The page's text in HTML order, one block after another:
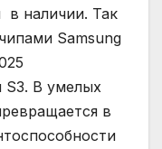
в наличии. Так
Samsung
S3. В умелых
в